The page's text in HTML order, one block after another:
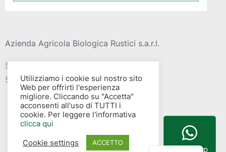
Azienda Agricola Biologica Rustici s.a.r.l.
Strada vic. Della barca del grazi, 4
58015 – Albinia (GR)
Utilizziamo i cookie sul nostro sito
Web per offrirti l'esperienza
migliore. Cliccando su "Accetta"
acconsenti all'uso di TUTTI i
cookie. Per leggere l'informativa
clicca qui
Cookie settings
ACCETTO
WhatsApp
English